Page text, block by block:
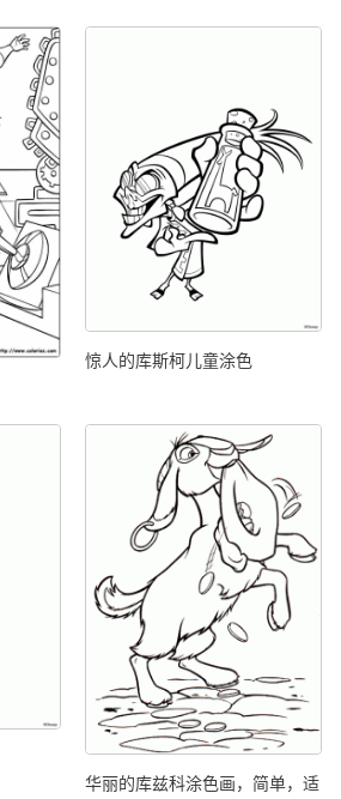
惊人的库斯柯儿童涂色
华丽的库兹科涂色画，简单，适